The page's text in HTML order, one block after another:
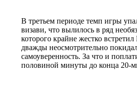
В третьем периоде темп игры
визави, что вылилось в ряд
которого крайне жестко
дважды неосмотрительно
самоуверенность. За что и
половиной минуты до конца 20-